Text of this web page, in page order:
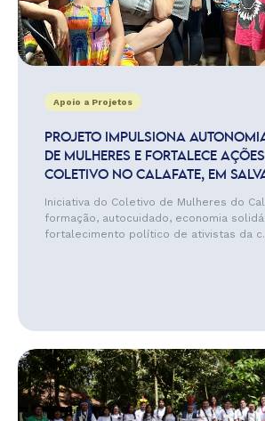
Apoio a Projetos
PROJETO IMPULSIONA
DE MULHERES E FORTALECE
COLETIVO NO CALAFATE, EM
Iniciativa do Coletivo de Mulheres do
formação, autocuidado, economia
fortalecimento político de ativistas da